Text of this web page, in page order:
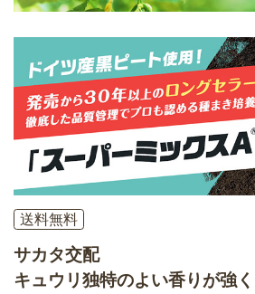
送料無料
サカタ交配
キュウリ独特のよい香りが強く